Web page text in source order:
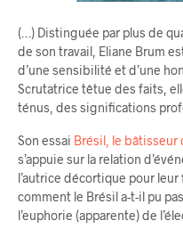
(…) Distinguée par plus de
de son travail, Eliane Brum
d’une sensibilité et d’une
Scrutatrice têtue des faits,
ténus, des significations
Son essai Brésil, le bâtisseur
s’appuie sur la relation
l’autrice décortique pour
comment le Brésil a-t-il pu
l’euphorie (apparente) de